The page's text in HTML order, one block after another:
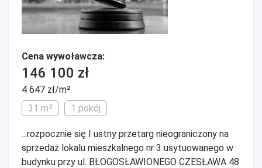
Cena wywoławcza:
146 100 zł
4 647 zł/m²
31 m²
1 pokój
...rozpocznie się I ustny przetarg nieograniczony na
sprzedaż lokalu mieszkalnego nr 3 usytuowanego w
budynku przy ul. BŁOGOSŁAWIONEGO CZESŁAWA 48